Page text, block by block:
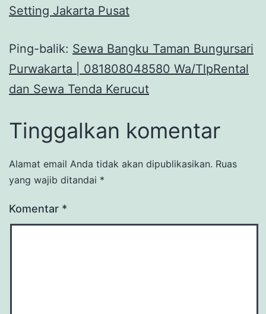
Setting Jakarta Pusat
Ping-balik: Sewa Bangku Taman Bungursari
Purwakarta | 081808048580 Wa/TlpRental
dan Sewa Tenda Kerucut
Tinggalkan komentar
Alamat email Anda tidak akan dipublikasikan. Ruas
yang wajib ditandai *
Komentar *